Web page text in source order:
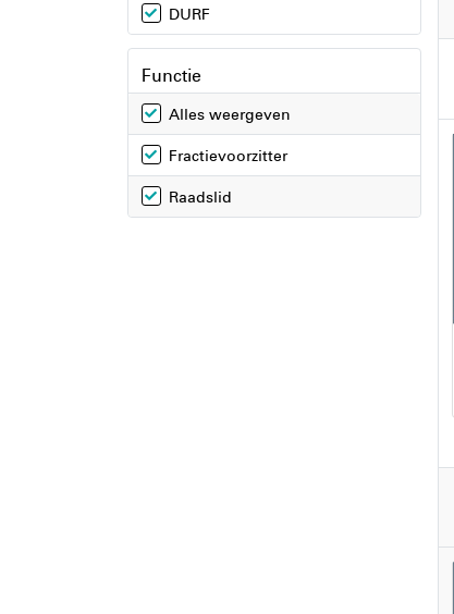
DURF
Functie
Alles weergeven
Fractievoorzitter
Raadslid